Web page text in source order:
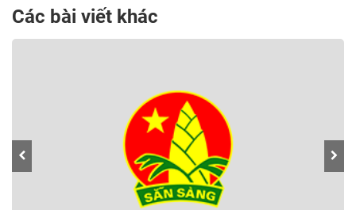
Các bài viết khác